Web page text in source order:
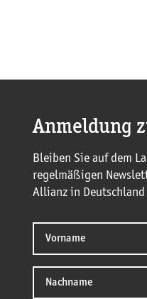
Anmeldung
Bleiben Sie auf dem
regelmäßigen
Allianz in Deutschland